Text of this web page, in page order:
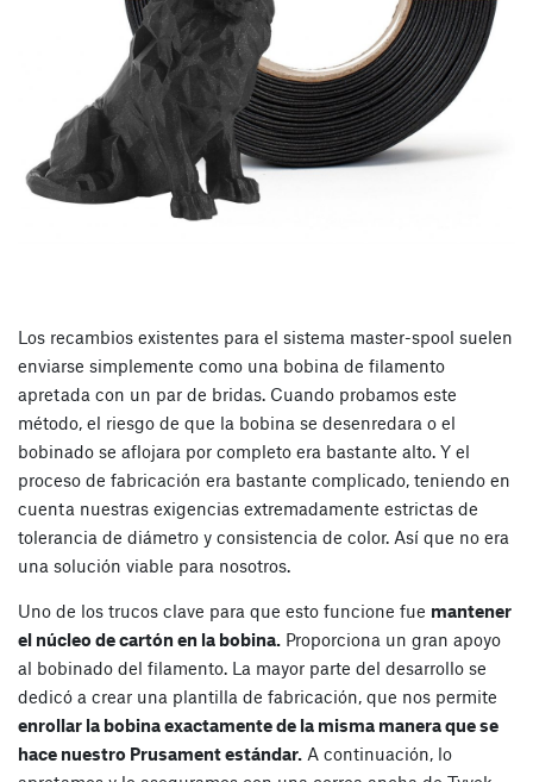
Los recambios existentes para el sistema master-spool suelen
enviarse simplemente como una bobina de filamento
apretada con un par de bridas. Cuando probamos este
método, el riesgo de que la bobina se desenredara o el
bobinado se aflojara por completo era bastante alto. Y el
proceso de fabricación era bastante complicado, teniendo en
cuenta nuestras exigencias extremadamente estrictas de
tolerancia de diámetro y consistencia de color. Así que no era
una solución viable para nosotros.
Uno de los trucos clave para que esto funcione fue mantener
el núcleo de cartón en la bobina. Proporciona un gran apoyo
al bobinado del filamento. La mayor parte del desarrollo se
dedicó a crear una plantilla de fabricación, que nos permite
enrollar la bobina exactamente de la misma manera que se
hace nuestro Prusament estándar. A continuación, lo